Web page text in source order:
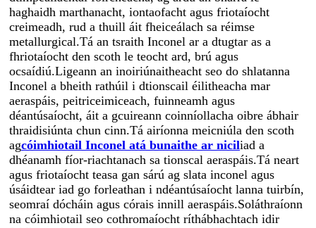
haghaidh marthanacht, iontaofacht agus friotaíocht
creimeadh, rud a thuill áit fheiceálach sa réimse
metallurgical.Tá an tsraith Inconel ar a dtugtar as a
fhriotaíocht den scoth le teocht ard, brú agus
ocsaídiú.Ligeann an inoiriúnaitheacht seo do shlatanna
Inconel a bheith rathúil i dtionscail éilitheacha mar
aeraspáis, peitriceimiceach, fuinneamh agus
déantúsaíocht, áit a gcuireann coinníollacha oibre ábhair
thraidisiúnta chun cinn.Tá airíonna meicniúla den scoth
agcóimhiotail Inconel atá bunaithe ar niciliad a
dhéanamh fíor-riachtanach sa tionscal aeraspáis.Tá neart
agus friotaíocht teasa gan sárú ag slata inconel agus
úsáidtear iad go forleathan i ndéantúsaíocht lanna tuirbín,
seomraí dócháin agus córais innill aeraspáis.Soláthraíonn
na cóimhiotail seo cothromaíocht ríthábhachtach idir